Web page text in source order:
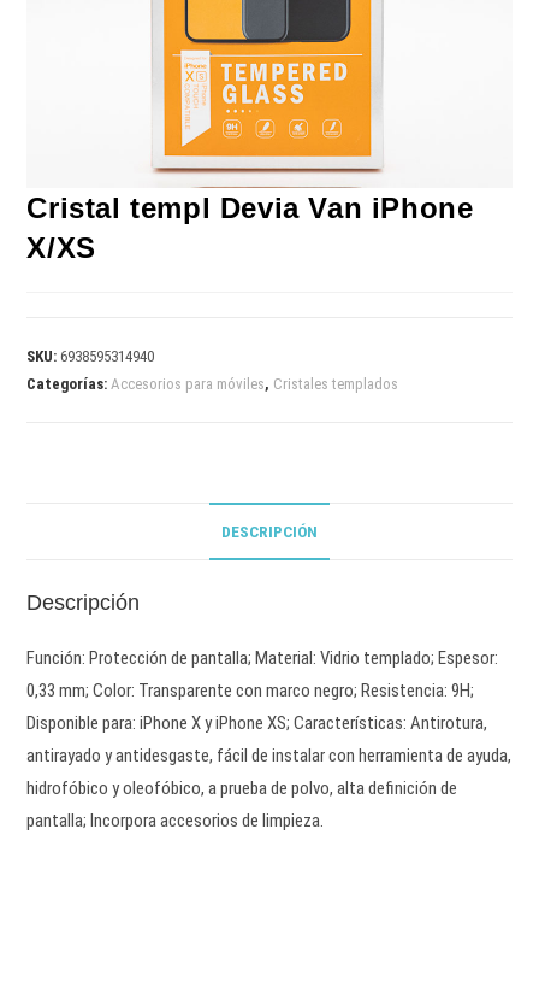
Cristal templ Devia Van iPhone
X/XS
SKU:6938595314940
Categorías:Accesorios para móviles, Cristales templados
DESCRIPCIÓN
Descripción
Función: Protección de pantalla; Material: Vidrio templado; Espesor:
0,33 mm; Color: Transparente con marco negro; Resistencia: 9H;
Disponible para: iPhone X y iPhone XS; Características: Antirotura,
antirayado y antidesgaste, fácil de instalar con herramienta de ayuda,
hidrofóbico y oleofóbico, a prueba de polvo, alta definición de
pantalla; Incorpora accesorios de limpieza.